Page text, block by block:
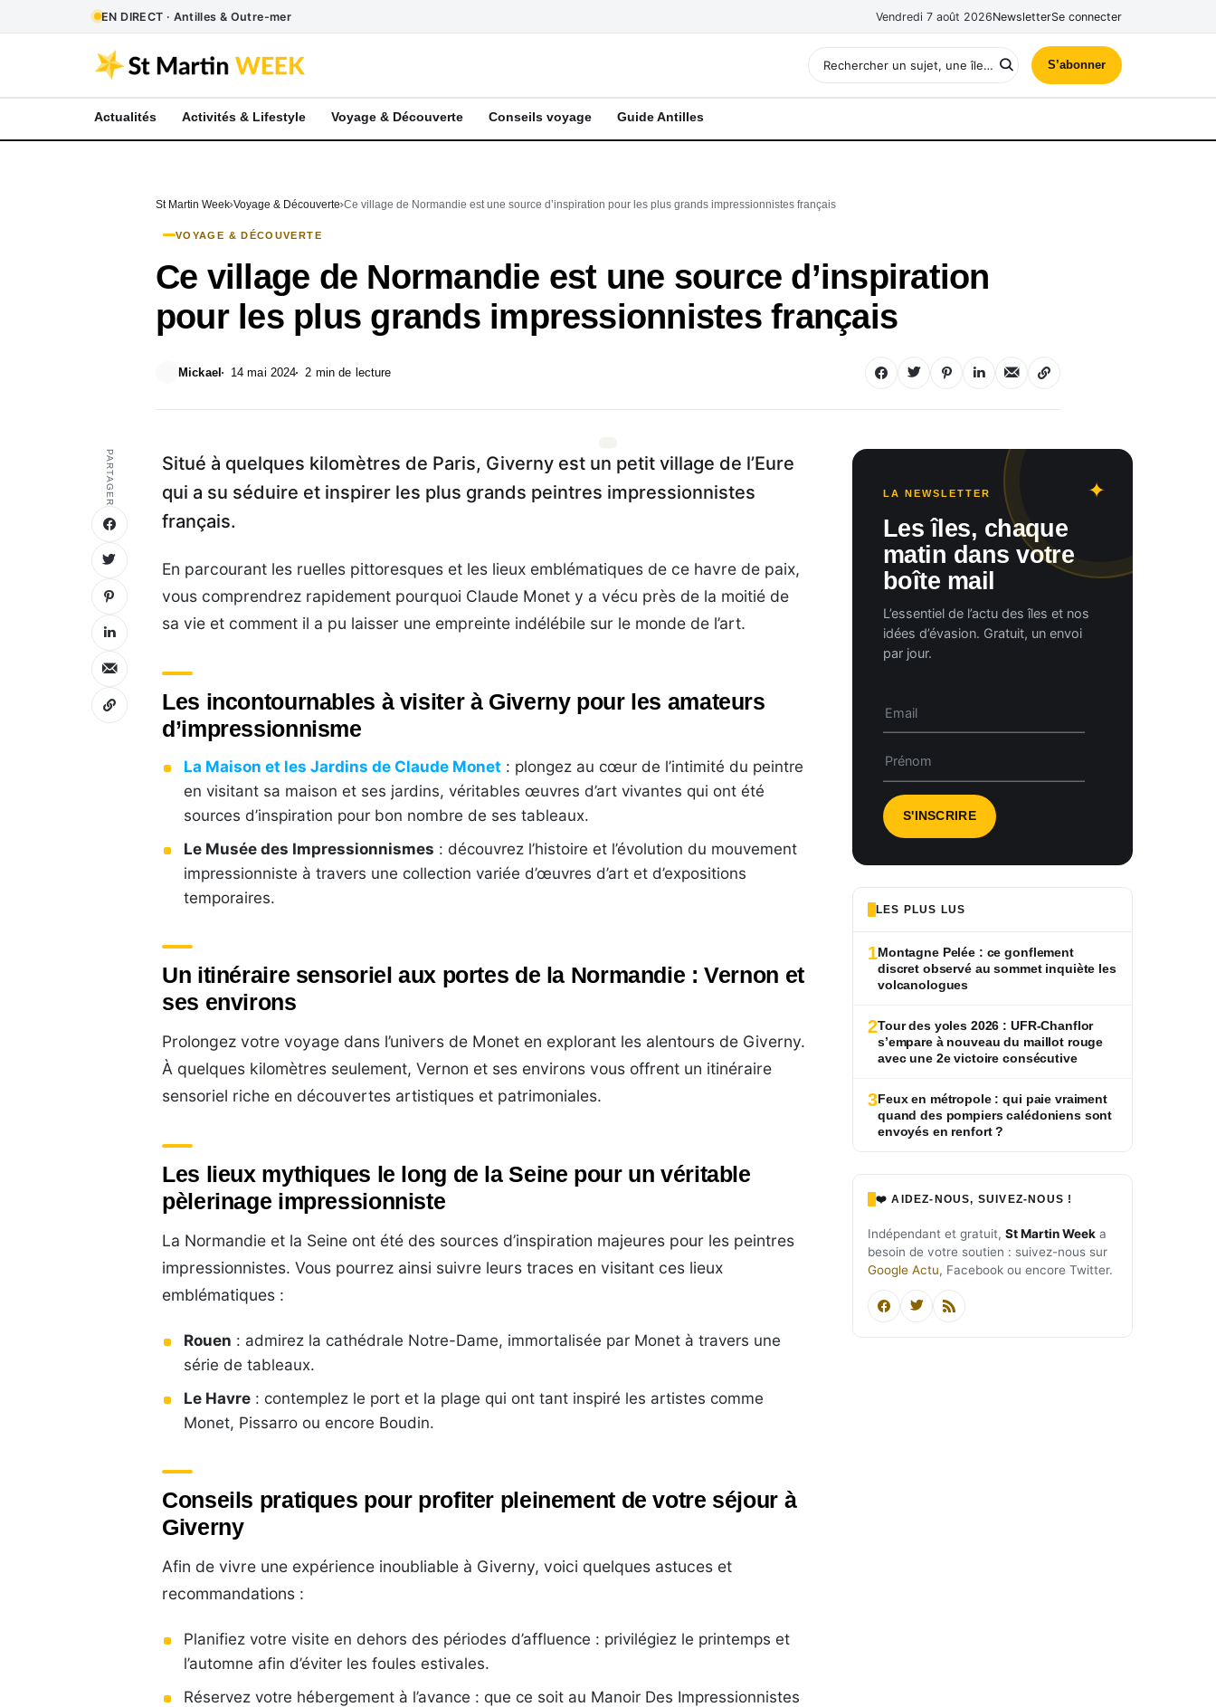
EN DIRECT · Antilles & Outre-mer Vendredi 7 août 2026NewsletterSe connecter
S’abonner
Actualités Activités & Lifestyle Voyage & Découverte Conseils voyage Guide Antilles
St Martin Week Voyage & Découverte Ce village de Normandie est une source d’inspiration pour les plus grands impressionnistes français
VOYAGE & DÉCOUVERTE
Ce village de Normandie est une source d’inspiration
pour les plus grands impressionnistes français
Mickael 14 mai 2024 2 min de lecture
PARTAGER
Situé à quelques kilomètres de Paris, Giverny est un petit village de l’Eure
qui a su séduire et inspirer les plus grands peintres impressionnistes
français.
En parcourant les ruelles pittoresques et les lieux emblématiques de ce havre de paix,
vous comprendrez rapidement pourquoi Claude Monet y a vécu près de la moitié de
sa vie et comment il a pu laisser une empreinte indélébile sur le monde de l’art.
Les incontournables à visiter à Giverny pour les amateurs
d’impressionnisme
La Maison et les Jardins de Claude Monet : plongez au cœur de l’intimité du peintre
en visitant sa maison et ses jardins, véritables œuvres d’art vivantes qui ont été
sources d’inspiration pour bon nombre de ses tableaux.
Le Musée des Impressionnismes : découvrez l’histoire et l’évolution du mouvement
impressionniste à travers une collection variée d’œuvres d’art et d’expositions
temporaires.
Un itinéraire sensoriel aux portes de la Normandie : Vernon et
ses environs
Prolongez votre voyage dans l’univers de Monet en explorant les alentours de Giverny.
À quelques kilomètres seulement, Vernon et ses environs vous offrent un itinéraire
sensoriel riche en découvertes artistiques et patrimoniales.
Les lieux mythiques le long de la Seine pour un véritable
pèlerinage impressionniste
La Normandie et la Seine ont été des sources d’inspiration majeures pour les peintres
impressionnistes. Vous pourrez ainsi suivre leurs traces en visitant ces lieux
emblématiques :
Rouen : admirez la cathédrale Notre-Dame, immortalisée par Monet à travers une
série de tableaux.
Le Havre : contemplez le port et la plage qui ont tant inspiré les artistes comme
Monet, Pissarro ou encore Boudin.
Conseils pratiques pour profiter pleinement de votre séjour à
Giverny
Afin de vivre une expérience inoubliable à Giverny, voici quelques astuces et
recommandations :
Planifiez votre visite en dehors des périodes d’affluence : privilégiez le printemps et
l’automne afin d’éviter les foules estivales.
Réservez votre hébergement à l’avance : que ce soit au Manoir Des Impressionnistes
LA NEWSLETTER
Les îles, chaque
matin dans votre
boîte mail
L’essentiel de l’actu des îles et nos
idées d’évasion. Gratuit, un envoi
par jour.
LES PLUS LUS
1Montagne Pelée : ce gonflement
discret observé au sommet inquiète les
volcanologues
2Tour des yoles 2026 : UFR-Chanflor
s’empare à nouveau du maillot rouge
avec une 2e victoire consécutive
3Feux en métropole : qui paie vraiment
quand des pompiers calédoniens sont
envoyés en renfort ?
❤️ AIDEZ-NOUS, SUIVEZ-NOUS !
Indépendant et gratuit, St Martin Week a
besoin de votre soutien : suivez-nous sur
Google Actu, Facebook ou encore Twitter.